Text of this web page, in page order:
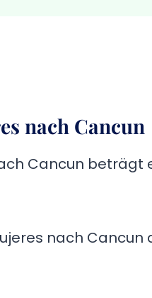
nach Cancun
Cancun beträgt
nach Cancun